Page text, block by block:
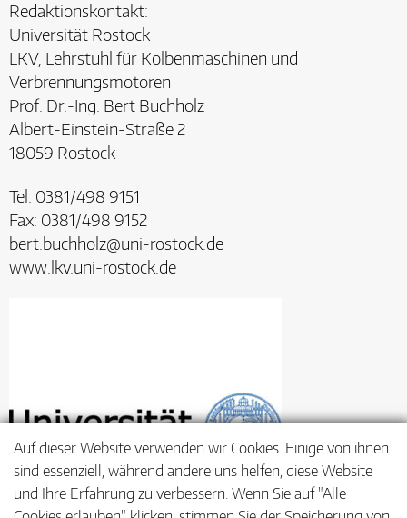
Redaktionskontakt:
Universität Rostock
LKV, Lehrstuhl für Kolbenmaschinen und
Verbrennungsmotoren
Prof. Dr.-Ing. Bert Buchholz
Albert-Einstein-Straße 2
18059 Rostock
Tel: 0381/498 9151
Fax: 0381/498 9152
bert.buchholz@uni-rostock.de
www.lkv.uni-rostock.de
Auf dieser Website verwenden wir Cookies. Einige von ihnen
sind essenziell, während andere uns helfen, diese Website
und Ihre Erfahrung zu verbessern. Wenn Sie auf "Alle